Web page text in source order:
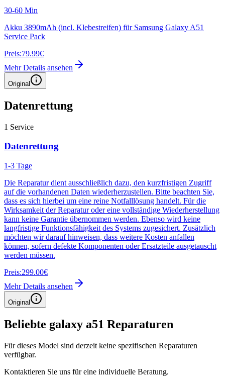
30-60 Min
Akku 3890mAh (incl. Klebestreifen) für Samsung Galaxy A51
Service Pack
Preis:79.99€
Mehr Details ansehen
Original
Datenrettung
1 Service
Datenrettung
1-3 Tage
Die Reparatur dient ausschließlich dazu, den kurzfristigen Zugriff
auf die vorhandenen Daten wiederherzustellen. Bitte beachten Sie,
dass es sich hierbei um eine reine Notfalllösung handelt. Für die
Wirksamkeit der Reparatur oder eine vollständige Wiederherstellung
kann keine Garantie übernommen werden. Ebenso wird keine
langfristige Funktionsfähigkeit des Systems zugesichert. Zusätzlich
möchten wir darauf hinweisen, dass weitere Kosten anfallen
können, sofern defekte Komponenten oder Ersatzteile ausgetauscht
werden müssen.
Preis:299.00€
Mehr Details ansehen
Original
Beliebte galaxy a51 Reparaturen
Für dieses Model sind derzeit keine spezifischen Reparaturen
verfügbar.
Kontaktieren Sie uns für eine individuelle Beratung.